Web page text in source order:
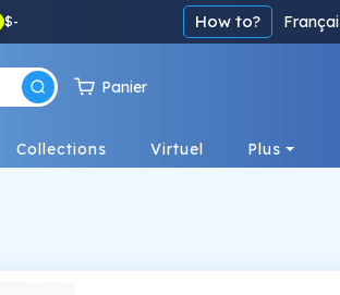
$- How to?
Panier
Collections Virtuel Plus